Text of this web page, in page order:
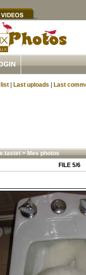
Last uploads Last
>Mes photos
FILE 5/6